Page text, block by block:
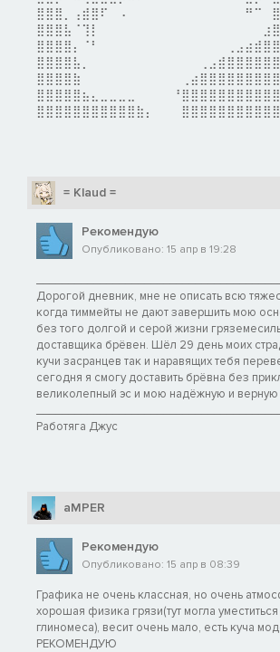
= Klaud =
Рекомендую
Опубликовано: 15 апр в 19:28
Дорогой дневник, мне не описать всю
когда тиммейты не дают завершить мою
без того долгой и серой жизни
доставщика брёвен. Шёл 29 день моих
кучи засранцев так и наравящих тебя
сегодня я смогу доставить брёвна без
великолепный эс и мою надёжную и верную
Работяга Джус
aMPER
Рекомендую
Опубликовано: 15 апр в 08:39
Графика не очень классная, но очень
хорошая физика грязи(тут могла
глиномеса), весит очень мало, есть куча
РЕКОМЕНДУЮ